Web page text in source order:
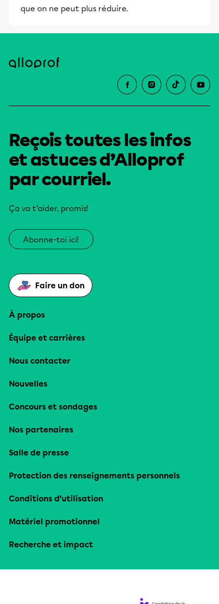
que on ne peut plus réduire.
Reçois toutes les infos
et astuces d’Alloprof
par courriel.
Ça va t’aider, promis!
Abonne-toi ici!
Faire un don
À propos
Équipe et carrières
Nous contacter
Nouvelles
Concours et sondages
Nos partenaires
Salle de presse
Protection des renseignements personnels
Conditions d’utilisation
Matériel promotionnel
Recherche et impact